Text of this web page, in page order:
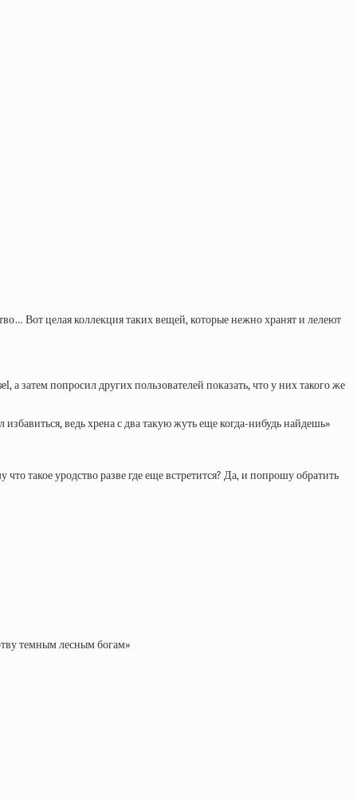
Вот целая коллекция таких вещей, которые нежно хранят и лелеют
а затем попросил других пользователей показать, что у них такого же
ведь хрена с два такую жуть еще когда-нибудь найдешь»
такое уродство разве где еще встретится? Да, и попрошу обратить
темным лесным богам»